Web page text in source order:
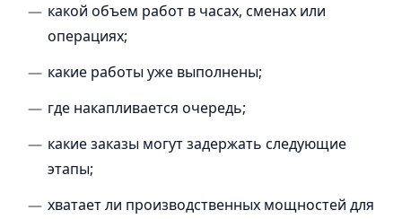
какой объем работ в часах, сменах или
операциях;
какие работы уже выполнены;
где накапливается очередь;
какие заказы могут задержать следующие
этапы;
хватает ли производственных мощностей для